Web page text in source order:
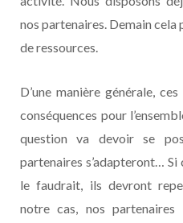
nos partenaires. Demain cela
de ressources.
D’une manière générale,
conséquences pour
question va devoir se
partenaires s’adapteront…
le faudrait, ils devront
notre cas, nos